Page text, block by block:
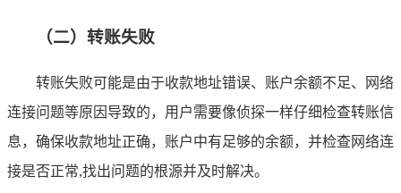
（二）转账失败
转账失败可能是由于收款地址错误、账户余额不足、网络
连接问题等原因导致的，用户需要像侦探一样仔细检查转账信
息，确保收款地址正确，账户中有足够的余额，并检查网络连
接是否正常,找出问题的根源并及时解决。